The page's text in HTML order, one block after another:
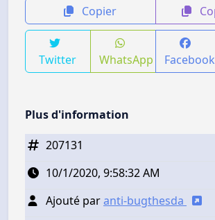
Copier
Twitter WhatsApp Facebook
Plus d'information
207131
10/1/2020, 9:58:32 AM
Ajouté paranti-bugthesda